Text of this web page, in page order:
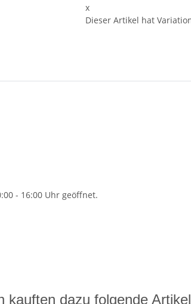
x
Dieser Artikel hat
- 16:00 Uhr geöffnet.
kauften dazu folgende